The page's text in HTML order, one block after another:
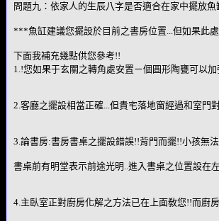
問題九：依家人的生辰八字是否適合在家中擺放
***魚缸建議您擺設於目前之書房位置...但如果此
下面我補充幾點供您參考!!
1.!您如果于玄關之轉角處安置ㄧ個圓形陶甕可以
2.客廳之擺設相當正確...但貴宅落地窗經過和室門
3.論書房:書房書桌之擺設錯誤!!背門而擺!!小孩無
書桌前有明堂表示前途光明..進入書桌之位置設在
4.主臥室正對廚房化解之方法已在上面敎您!!而廚